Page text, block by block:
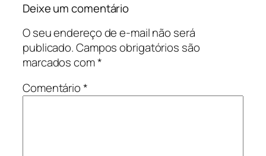
Deixe um comentário
O seu endereço de e-mail não será
publicado.Campos obrigatórios são
marcados com*
Comentário*